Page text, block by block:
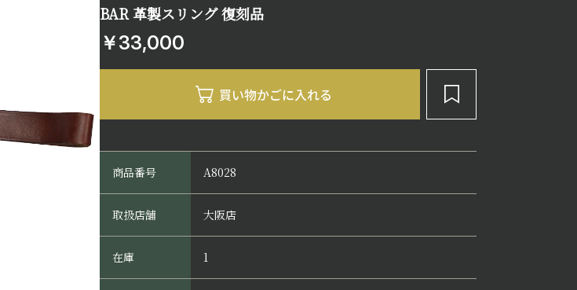
BAR 革製スリング 復刻品
￥33,000
商品番号 A8028
取扱店舗 大阪店
在庫 1